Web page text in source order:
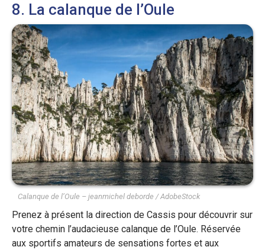
8. La calanque de l’Oule
Calanque de l’Oule – jeanmichel deborde / AdobeStock
Prenez à présent la direction de Cassis pour découvrir sur
votre chemin l’audacieuse calanque de l’Oule. Réservée
aux sportifs amateurs de sensations fortes et aux